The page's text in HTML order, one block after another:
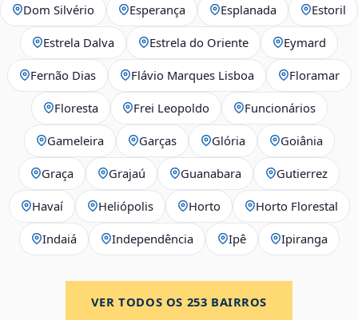
Dom Silvério Esperança Esplanada Estoril
Estrela Dalva Estrela do Oriente Eymard
Fernão Dias Flávio Marques Lisboa Floramar
Floresta Frei Leopoldo Funcionários
Gameleira Garças Glória Goiânia
Graça Grajaú Guanabara Gutierrez
Havaí Heliópolis Horto Horto Florestal
Indaiá Independência Ipê Ipiranga
VER TODOS OS 253 BAIRROS